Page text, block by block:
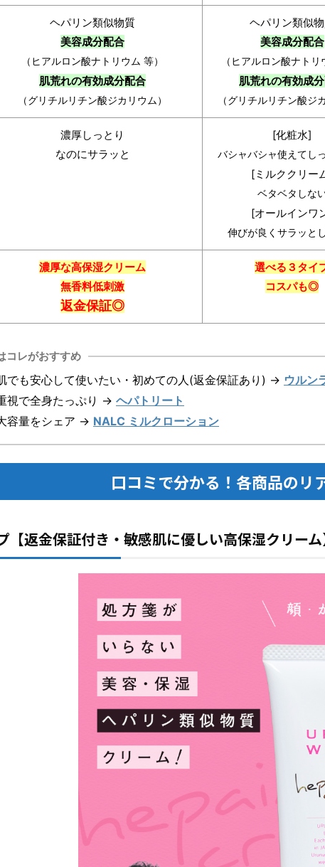
ヘパリン類似物質
美容成分配合
（ヒアルロン酸ナトリウム 等）
肌荒れの有効成分配合
（グリチルリチン酸ジカリウム）
ヘパリン類似
美容成分配合
（ヒアルロン酸ナトリ
肌荒れの有効成
（グリチルリチン酸ジ
濃厚しっとり
なのにサラッと
[化粧水]
バシャバシャ使えてし
[ミルククリー
ベタベタしな
[オールインワ
伸びが良くサラッと
濃厚な高保湿クリーム
無香料低刺激
返金保証◎
選べる３タイ
コスパも◎
コレがおすすめ
でも安心して使いたい・初めての人(返金保証あり) → ウルン
視で全身たっぷり → ヘパトリート
容量をシェア → NALC ミルクローション
口コミで分かる！各商品のリ
【返金保証付き・敏感肌に優しい高保湿クリーム